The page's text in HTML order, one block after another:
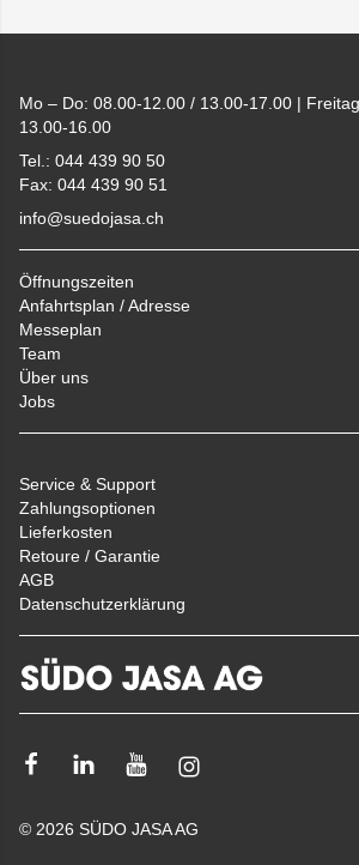
Mo – Do: 08.00-12.00 / 13.00-17.00 |
13.00-16.00
Tel.: 044 439 90 50
Fax: 044 439 90 51
info@suedojasa.ch
Öffnungszeiten
Anfahrtsplan / Adresse
Messeplan
Team
Über uns
Jobs
Service & Support
Zahlungsoptionen
Lieferkosten
Retoure / Garantie
AGB
Datenschutzerklärung
FacebookLinkedinYoutubeInstagram
© 2026 SÜDO JASA AG